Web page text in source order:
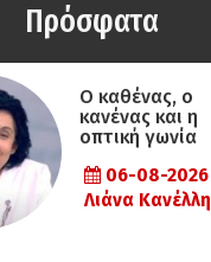
Πρόσφατα
Ο καθένας, ο
κανένας και η
οπτική γωνία
06-08-2026 |
Λιάνα Κανέλλη